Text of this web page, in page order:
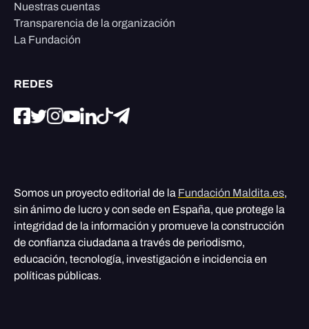
Nuestras cuentas
Transparencia de la organización
La Fundación
REDES
Somos un proyecto editorial de la Fundación Maldita.es,
sin ánimo de lucro y con sede en España, que protege la
integridad de la información y promueve la construcción
de confianza ciudadana a través de periodismo,
educación, tecnología, investigación e incidencia en
políticas públicas.